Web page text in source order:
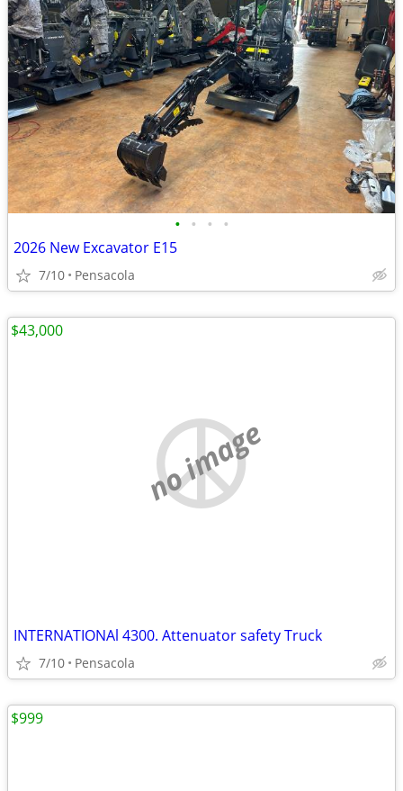
• • • •
2026 New Excavator E15
7/10 Pensacola
no image
INTERNATIONAl 4300. Attenuator safety Truck
7/10 Pensacola
$43,000
$999